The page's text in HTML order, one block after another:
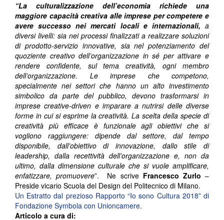
“La culturalizzazione dell’economia richiede una
maggiore capacità creativa alle imprese per competere e
avere successo nei mercati locali e internazionali, a
diversi livelli: sia nei processi finalizzati a realizzare soluzioni
di prodotto-servizio innovative, sia nel potenziamento del
quoziente creativo dell’organizzazione in sé per attivare e
rendere confidente, sul tema creatività, ogni membro
dell’organizzazione. Le imprese che competono,
specialmente nei settori che hanno un alto investimento
simbolico da parte del pubblico, devono trasformarsi in
imprese creative-driven e imparare a nutrirsi delle diverse
forme in cui si esprime la creatività. La scelta della specie di
creatività più efficace è funzionale agli obiettivi che si
vogliono raggiungere: dipende dal settore, dal tempo
disponibile, dall’obiettivo di innovazione, dallo stile di
leadership, dalla recettività dell’organizzazione e, non da
ultimo, dalla dimensione culturale che si vuole amplificare,
enfatizzare, promuovere”. Ne scrive Francesco Zurlo –
Preside vicario Scuola del Design del Politecnico di Milano.
Un Estratto dal prezioso Rapporto “Io sono Cultura 2018” di
Fondazione Symbola con Unioncamere.
Articolo a cura di: